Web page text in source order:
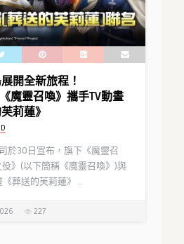
開全新旅程！
魔靈召喚》攜手TV動畫
莉蓮》
於30日宣布，旗下《魔靈召
》(以下簡稱《魔靈召喚》)與
《葬送的芙莉蓮》 ..
227